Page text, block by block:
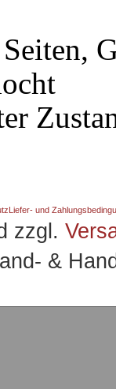
Liefer- und
zzgl.
&